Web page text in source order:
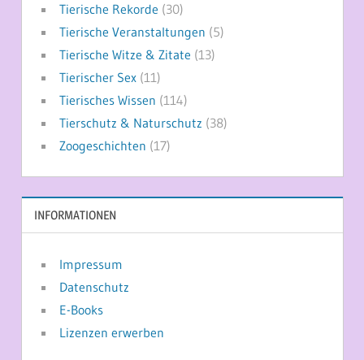
Tierische Rekorde (30)
Tierische Veranstaltungen (5)
Tierische Witze & Zitate (13)
Tierischer Sex(11)
Tierisches Wissen (114)
Tierschutz & Naturschutz (38)
Zoogeschichten (17)
INFORMATIONEN
Impressum
Datenschutz
E-Books
Lizenzen erwerben